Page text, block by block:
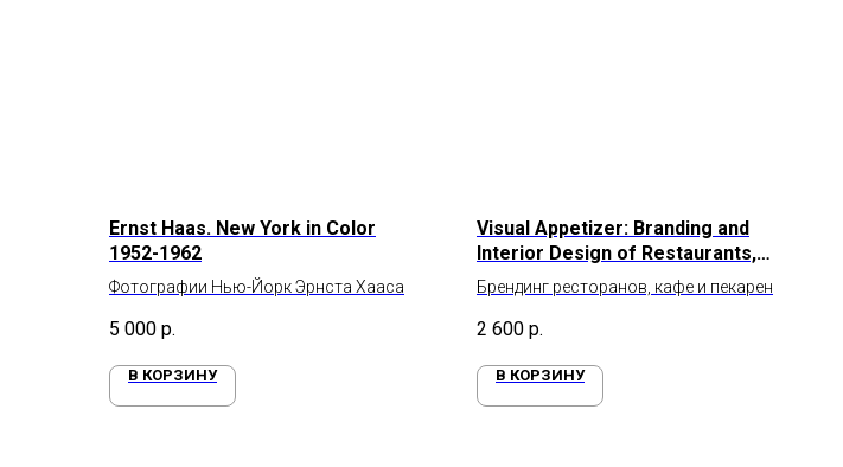
Ernst Haas. New York in Color
1952-1962
Фотографии Нью-Йорк Эрнста Хааса
5 000 р.
В КОРЗИНУ
Visual Appetizer: Branding and
Interior Design of Restaurants,
Cafés and Bakeries
Брендинг ресторанов, кафе и пекарен
2 600 р.
В КОРЗИНУ